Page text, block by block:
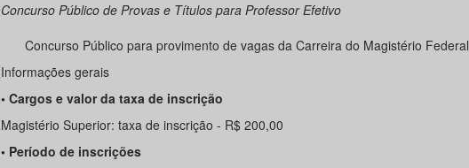
Concurso Público de Provas e Títulos para Professor Efetivo
Concurso Público para provimento de vagas da Carreira do Magistério Federal
Informações gerais
• Cargos e valor da taxa de inscrição
Magistério Superior: taxa de inscrição - R$ 200,00
• Período de inscrições